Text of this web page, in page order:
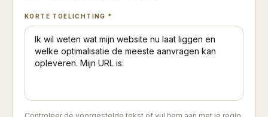
KORTE TOELICHTING *
Controleer de voorgestelde tekst of vul hem aan met je regio,